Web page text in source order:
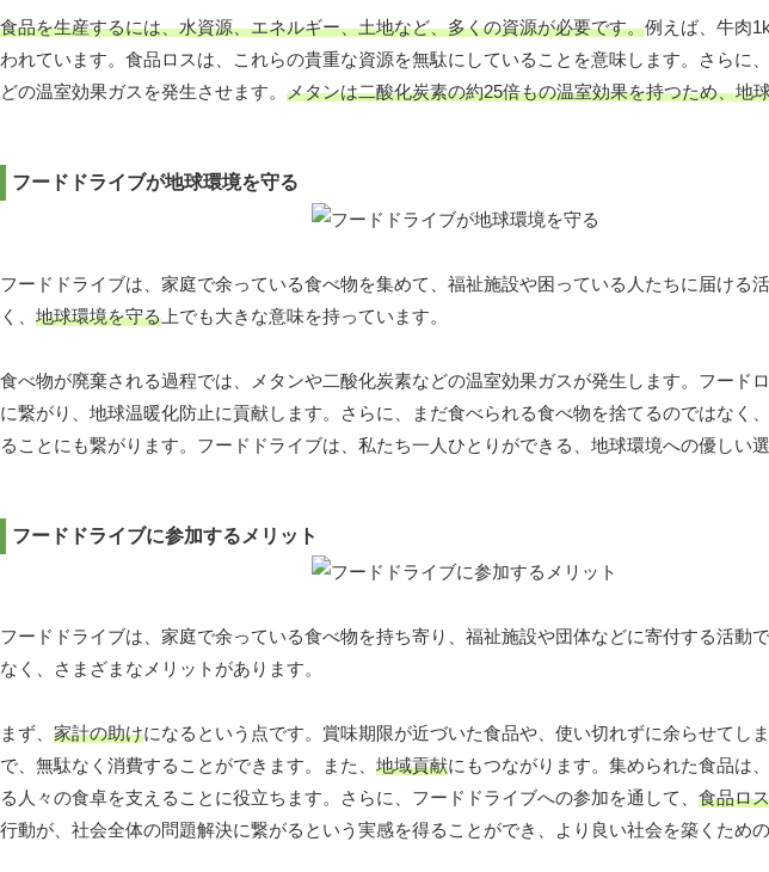
食品を生産するには、水資源、エネルギー、土地など、多くの資源が必要です。例えば、牛肉
われています。食品ロスは、これらの貴重な資源を無駄にしていることを意味します。さらに
どの温室効果ガスを発生させます。 メタンは二酸化炭素の約25倍もの温室効果を持つため、地
フードドライブが地球環境を守る
フードドライブは、家庭で余っている食べ物を集めて、福祉施設や困っている人たちに届ける
く、 地球環境を守る 上でも大きな意味を持っています。
食べ物が廃棄される過程では、メタンや二酸化炭素などの温室効果ガスが発生します。フード
に繋がり、地球温暖化防止に貢献します。さらに、まだ食べられる食べ物を捨てるのではなく
ることにも繋がります。フードドライブは、私たち一人ひとりができる、地球環境への優しい
フードドライブに参加するメリット
フードドライブは、家庭で余っている食べ物を持ち寄り、福祉施設や団体などに寄付する活動
なく、さまざまなメリットがあります。
まず、 家計の助けになるという点です。賞味期限が近づいた食品や、使い切れずに余らせてし
で、無駄なく消費することができます。また、 地域貢献にもつながります。集められた食品は
る人々の食卓を支えることに役立ちます。さらに、フードドライブへの参加を通して、 食品ロ
行動が、社会全体の問題解決に繋がるという実感を得ることができ、より良い社会を築くため